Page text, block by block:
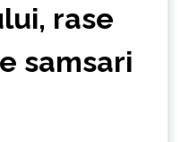
rase
samsari